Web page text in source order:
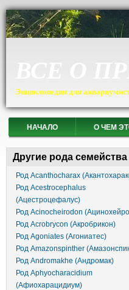
Энциклопедия для
НАЧАЛО О ЧЕМ
Другие рода семейства
Род Acanthocharax
Род Acestrocephalus
(Ацестроцефалус)
Род Acinocheirodon
Род Acrobrycon (Акробрикон)
Род Agoniates (Агониатес)
Род Amazonspinther
Род Andromakhe (Андромак)
Род Aphyocharacidium
(Афиохарацидиум)